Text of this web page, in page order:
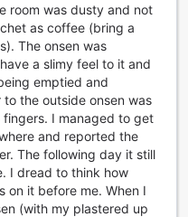
Fukumatsu là nơi
Nhật Bản truyền thống
gian sang trọng và ấm
khí thân thiện và thoải
phong phú với các
món trứ danh đến
thức bữa trưa và
ăn tinh tế được chế biến
Đội ngũ đầu bếp tài
ăn ngon miệng và
bạn.
room was dusty and not
as coffee (bring a
The onsen was
a slimy feel to it and
emptied and
the outside onsen was
I managed to get
and reported the
The following day it still
I dread to think how
on it before me. When I
(with my plastered up